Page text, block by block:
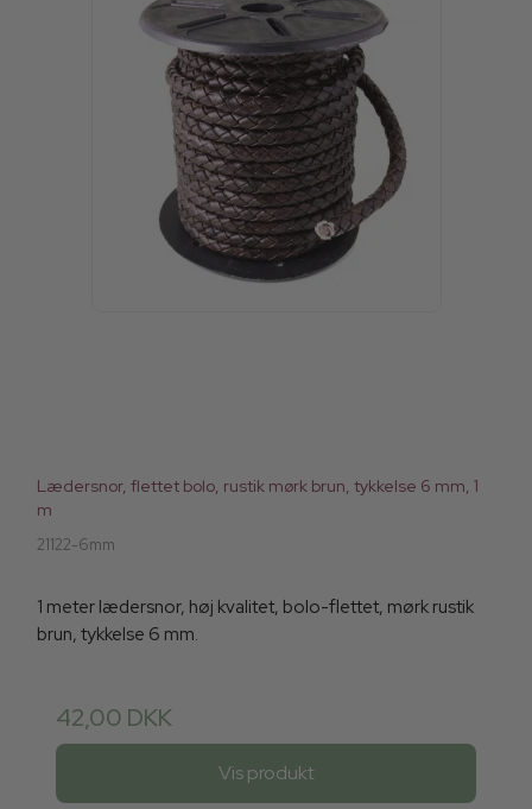
Lædersnor, flettet bolo, rustik mørk brun, tykkelse 6 mm, 1
m
21122-6mm
1 meter lædersnor, høj kvalitet, bolo-flettet, mørk rustik
brun, tykkelse 6 mm.
42,00 DKK
Vis produkt